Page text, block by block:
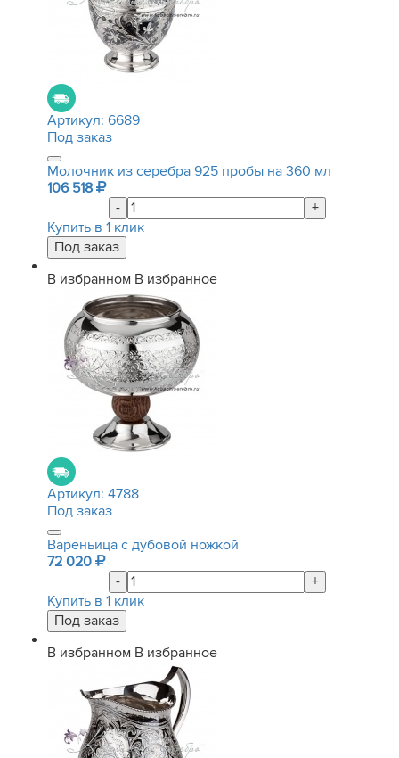
Артикул: 6689
Под заказ
Молочник из серебра 925 пробы на 360 мл
106 518
-
+
Купить в 1 клик
В избранном В избранное
Артикул: 4788
Под заказ
Вареньица с дубовой ножкой
72 020
-
+
Купить в 1 клик
В избранном В избранное